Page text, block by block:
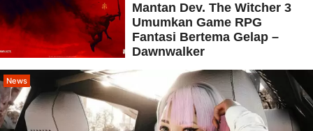
Mantan Dev. The Witcher 3
Umumkan Game RPG
Fantasi Bertema Gelap –
Dawnwalker
News